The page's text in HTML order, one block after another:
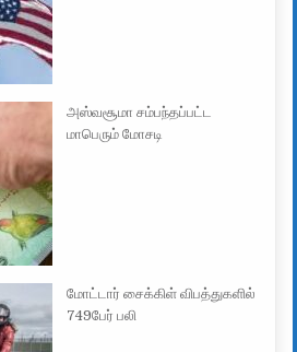
அஸ்வசூமா சம்பந்தப்பட்ட
மாபெரும் மோசடி
மோட்டார் சைக்கிள் விபத்துகளில்
749பேர் பலி